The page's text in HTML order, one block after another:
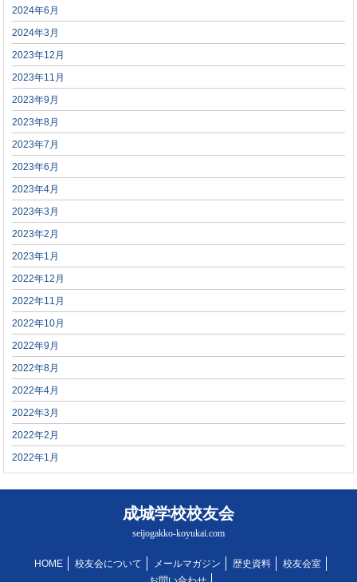
2024年6月
2024年3月
2023年12月
2023年11月
2023年9月
2023年8月
2023年7月
2023年6月
2023年4月
2023年3月
2023年2月
2023年1月
2022年12月
2022年11月
2022年10月
2022年9月
2022年8月
2022年4月
2022年3月
2022年2月
2022年1月
成城学校校友会
seijogakko-koyukai.com
HOME 校友会について メールマガジン 歴史資料
校友会室